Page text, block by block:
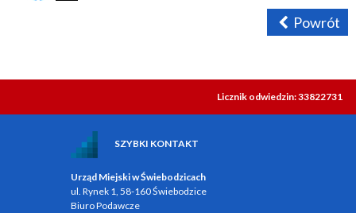
Powrót
Licznik odwiedzin: 33822731
SZYBKI KONTAKT
Urząd Miejski w Świebodzicach
ul. Rynek 1, 58-160 Świebodzice
Biuro Podawcze